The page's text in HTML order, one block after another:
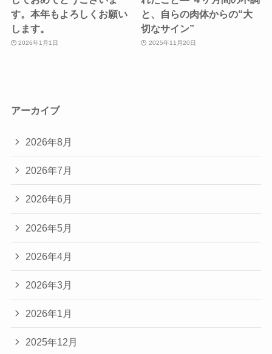
す。本年もよろしくお願い
します。
2026年1月1日
と、自らの肉体からの“大
切なサイン”
2025年11月20日
アーカイブ
2026年8月
2026年7月
2026年6月
2026年5月
2026年4月
2026年3月
2026年1月
2025年12月